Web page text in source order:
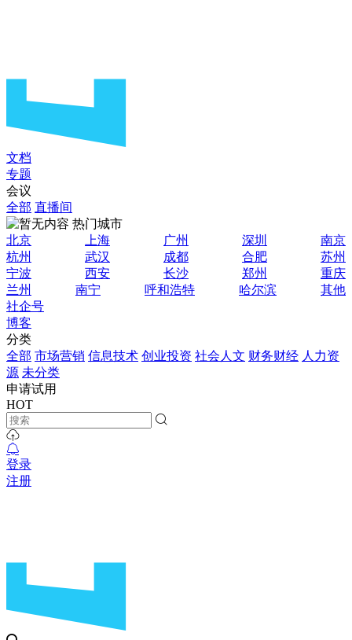
文档
专题
会议
全部 直播间
热门城市
北京
上海 广州 深圳
南京
杭州
武汉 成都 合肥
苏州
宁波
西安 长沙 郑州
重庆
兰州
南宁 呼和浩特 哈尔滨
其他
社企号
博客
分类
全部 市场营销 信息技术 创业投资 社会人文 财务财经 人力资
源 未分类
申请试用
HOT
登录
注册